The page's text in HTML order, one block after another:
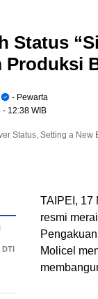
Status
Produksi
- Pewarta
- 12:38 WIB
Status, Setting a
TAIPEI, 17
resmi
Molicel
DTI